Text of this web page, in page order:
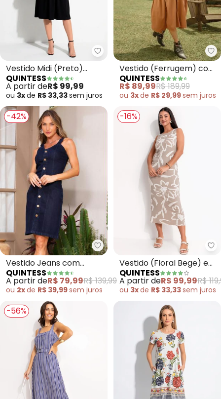
Quintess - Vestido Midi (Preto)
Vestido Midi (Preto)
Acinturado com Bolsos
QUINTESS
A partir deR$ 99,99
ou 3xde R$ 33,33sem juros
Vestido (Ferrugem) com
Bolsos e Barra
Assimétrica
QUINTESS
R$ 89,99R$ 189,99
ou 3xde R$ 29,99sem juros
-42%
Vestido Jeans com
Botões (Jeans Escuro)
QUINTESS
A partir deR$ 79,99R$ 139,99
ou 2xde R$ 39,99sem juros
-16%
Vestido (Floral Bege) em
Malha de Viscose
QUINTESS
A partir deR$ 99,99R$
ou 3xde R$ 33,33sem juros
-56%